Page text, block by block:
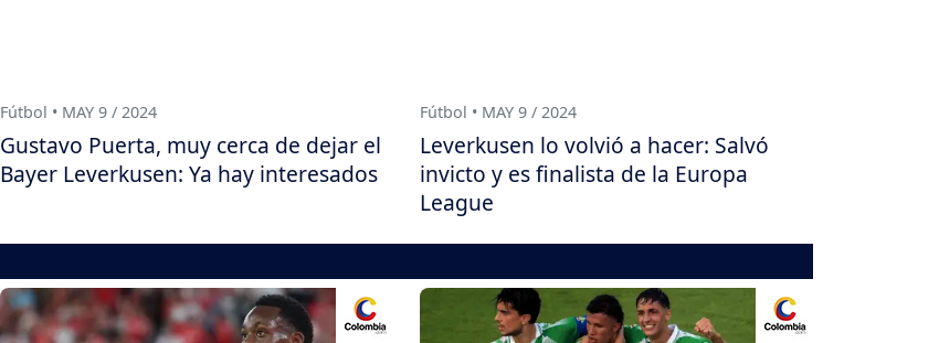
Fútbol • MAY 9 / 2024
Gustavo Puerta, muy cerca de dejar el
Bayer Leverkusen: Ya hay interesados
Fútbol • MAY 9 / 2024
Leverkusen lo volvió a hacer: Salvó
invicto y es finalista de la Europa
League